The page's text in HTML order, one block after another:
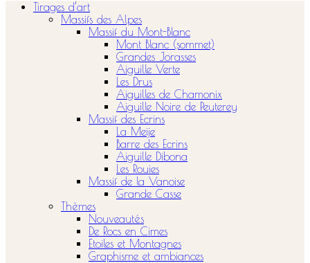
Tirages d’art
Massifs des Alpes
Massif du Mont-Blanc
Mont Blanc (sommet)
Grandes Jorasses
Aiguille Verte
Les Drus
Aiguilles de Chamonix
Aiguille Noire de Peuterey
Massif des Ecrins
La Meije
Barre des Ecrins
Aiguille Dibona
Les Rouies
Massif de la Vanoise
Grande Casse
Thèmes
Nouveautés
De Rocs en Cimes
Etoiles et Montagnes
Graphisme et ambiances